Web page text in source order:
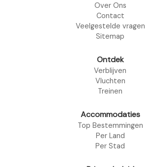
Over Ons
Contact
Veelgestelde vragen
Sitemap
Ontdek
Verblijven
Vluchten
Treinen
Accommodaties
Top Bestemmingen
Per Land
Per Stad